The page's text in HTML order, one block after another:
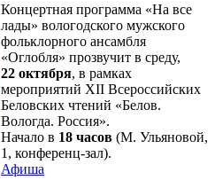
Концертная программа «На все
лады» вологодского мужского
фольклорного ансамбля
«Оглобля» прозвучит в среду,
22 октября, в рамках
мероприятий XII Всероссийских
Беловских чтений «Белов.
Вологда. Россия».
Начало в 18 часов (М. Ульяновой,
1, конференц-зал).
Афиша